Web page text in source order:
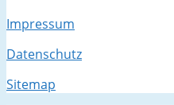
Impressum
Datenschutz
Sitemap